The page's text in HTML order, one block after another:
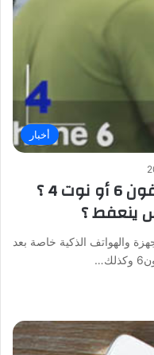
أخبار
رأي الجمهور : من الأفضل أيفون 6 أو نوت 4 ؟
والهواتف الذكية خاصة بعد